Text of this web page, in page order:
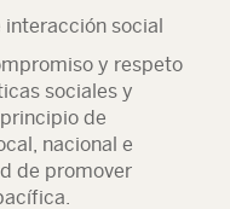
interacción social
y respeto
sociales y
de
nacional e
de promover